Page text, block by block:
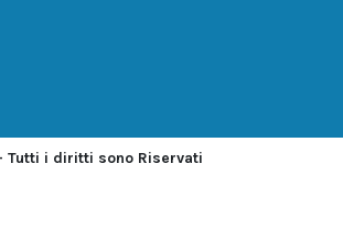
Tutti i diritti sono Riservati